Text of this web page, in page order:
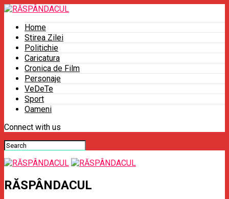
Home
Stirea Zilei
Politichie
Caricatura
Cronica de Film
Personaje
VeDeTe
Sport
Oameni
Connect with us
RĂSPÂNDACUL